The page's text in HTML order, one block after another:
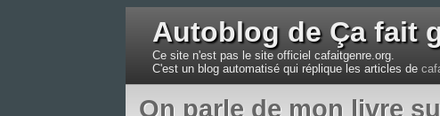
Autoblog de Ça fait
Ce site n'est pas le site officiel cafaitgenre.org.
C'est un blog automatisé qui réplique les articles de
On parle de mon livre